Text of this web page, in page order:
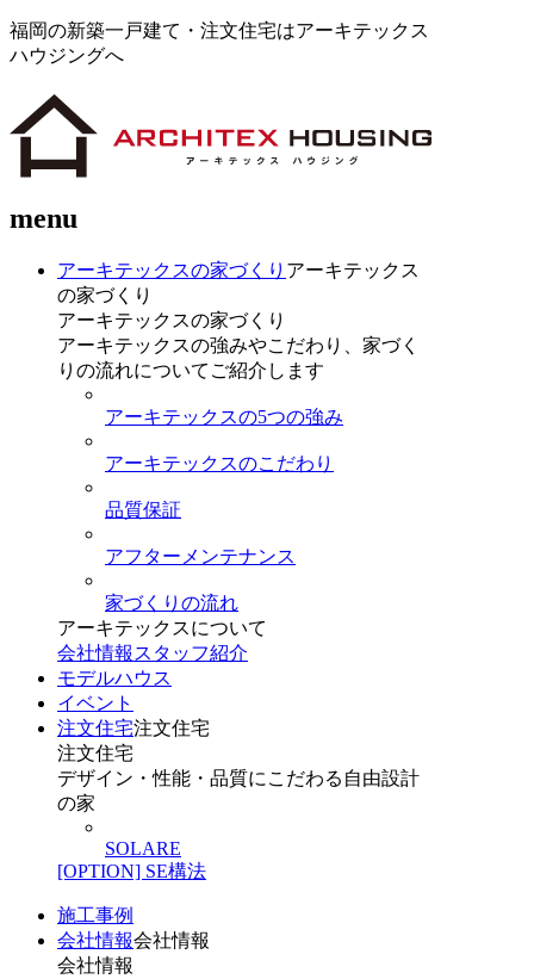
福岡の新築一戸建て・注文住宅はアーキテックス
ハウジングへ
menu
アーキテックスの家づくり アーキテックス
の家づくり
アーキテックスの家づくり
アーキテックスの強みやこだわり、家づく
りの流れについてご紹介します
アーキテックスの5つの強み
アーキテックスのこだわり
品質保証
アフターメンテナンス
家づくりの流れ
アーキテックスについて
会社情報 スタッフ紹介
モデルハウス
イベント
注文住宅注文住宅
注文住宅
デザイン・性能・品質にこだわる自由設計
の家
SOLARE
[OPTION] SE構法
施工事例
会社情報会社情報
会社情報